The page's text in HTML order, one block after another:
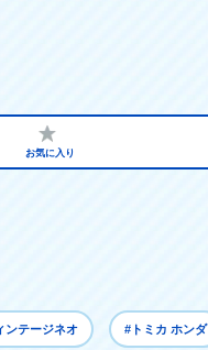
お気に入り
ンテージネオ #トミカ ホンダ